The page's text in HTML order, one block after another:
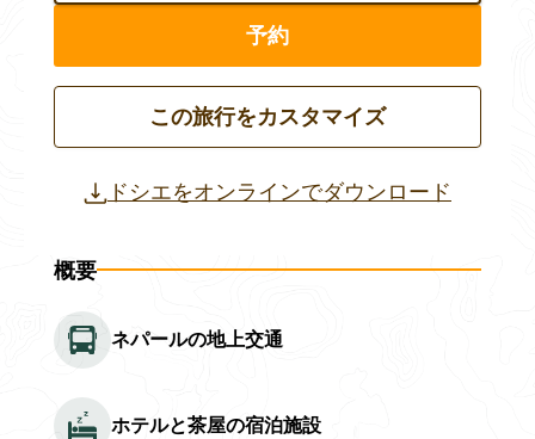
予約
この旅行をカスタマイズ
ドシエをオンラインでダウンロード
概要
ネパールの地上交通
ホテルと茶屋の宿泊施設